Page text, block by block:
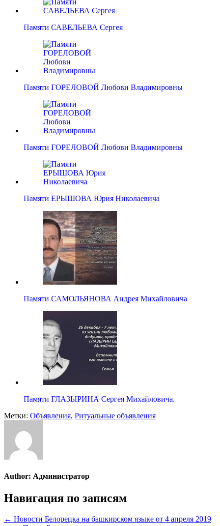
Памяти САВЕЛЬЕВА Сергея
Памяти ГОРЕЛОВОЙ Любови Владимировны
Памяти ГОРЕЛОВОЙ Любови Владимировны
Памяти ЕРЫШОВА Юрия Николаевича
Памяти САМОЛЬЯНОВА Андрея Михайловича
Памяти ГЛАЗЫРИНА Сергея Михайловича.
Метки: Объявления, Ритуальные объявления
Author: Администратор
Навигация по записям
← Новости Белорецка на башкирском языке от 4 апреля 2019